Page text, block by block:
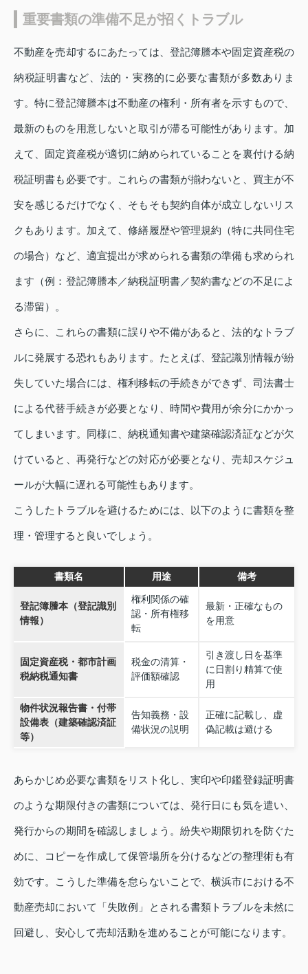
重要書類の準備不足が招くトラブル
不動産を売却するにあたっては、登記簿謄本や固定資産税の
納税証明書など、法的・実務的に必要な書類が多数ありま
す。特に登記簿謄本は不動産の権利・所有者を示すもので、
最新のものを用意しないと取引が滞る可能性があります。加
えて、固定資産税が適切に納められていることを裏付ける納
税証明書も必要です。これらの書類が揃わないと、買主が不
安を感じるだけでなく、そもそも契約自体が成立しないリス
クもあります。加えて、修繕履歴や管理規約（特に共同住宅
の場合）など、適宜提出が求められる書類の準備も求められ
ます（例：登記簿謄本／納税証明書／契約書などの不足によ
る滞留）。
さらに、これらの書類に誤りや不備があると、法的なトラブ
ルに発展する恐れもあります。たとえば、登記識別情報が紛
失していた場合には、権利移転の手続きができず、司法書士
による代替手続きが必要となり、時間や費用が余分にかかっ
てしまいます。同様に、納税通知書や建築確認済証などが欠
けていると、再発行などの対応が必要となり、売却スケジュ
ールが大幅に遅れる可能性もあります。
こうしたトラブルを避けるためには、以下のように書類を整
理・管理すると良いでしょう。
書類名 用途 備考
登記簿謄本（登記識別
情報）
権利関係の確
認・所有権移
転
最新・正確なもの
を用意
固定資産税・都市計画
税納税通知書
税金の清算・
評価額確認
引き渡し日を基準
に日割り精算で使
用
物件状況報告書・付帯
設備表（建築確認済証
等）
告知義務・設
備状況の説明
正確に記載し、虚
偽記載は避ける
あらかじめ必要な書類をリスト化し、実印や印鑑登録証明書
のような期限付きの書類については、発行日にも気を遣い、
発行からの期間を確認しましょう。紛失や期限切れを防ぐた
めに、コピーを作成して保管場所を分けるなどの整理術も有
効です。こうした準備を怠らないことで、横浜市における不
動産売却において「失敗例」とされる書類トラブルを未然に
回避し、安心して売却活動を進めることが可能になります。